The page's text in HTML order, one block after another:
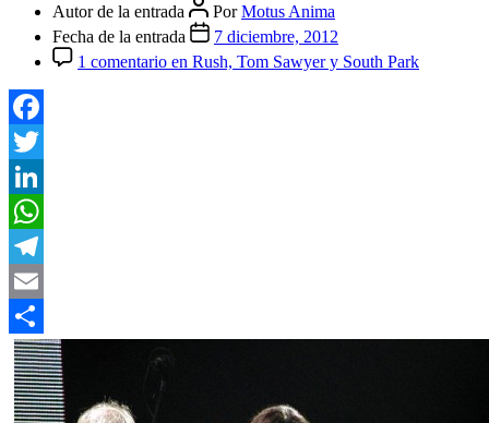
Autor de la entrada PorMotus Anima
Fecha de la entrada
7 diciembre, 2012
1 comentario en Rush, Tom Sawyer y South Park
Facebook
Twitter
LinkedIn
WhatsApp
Telegram
Email
Compartir